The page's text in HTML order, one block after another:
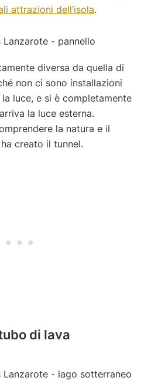
attrazioni dell’isola.
diversa da quella di
non ci sono installazioni
luce, e si è completamente
la luce esterna.
la natura e il
creato il tunnel.
di lava